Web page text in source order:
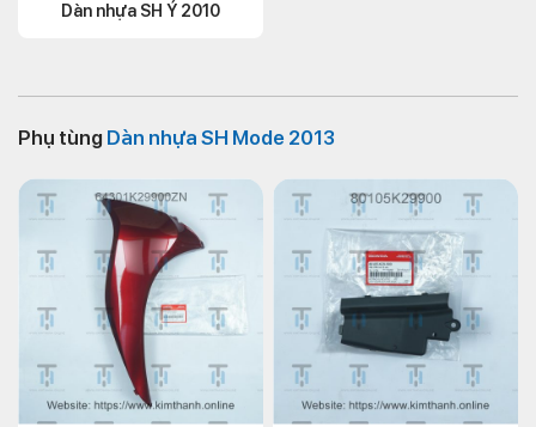
Dàn nhựa SH Ý 2010
Phụ tùng Dàn nhựa SH Mode 2013